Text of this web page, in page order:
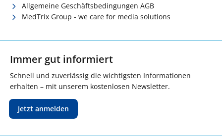
Allgemeine Geschäftsbedingungen AGB
MedTrix Group - we care for media solutions
Immer gut informiert
Schnell und zuverlässig die wichtigsten Informationen
erhalten – mit unserem kostenlosen Newsletter.
Jetzt anmelden